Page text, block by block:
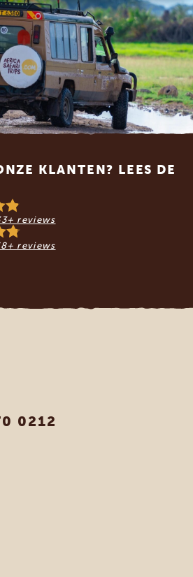
KLANTEN? LEES DE
reviews
reviews
0212